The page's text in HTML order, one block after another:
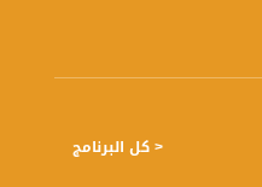
< كل البرنامج